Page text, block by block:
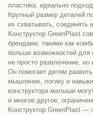
пластика, идеально
Крупный размер деталей
их схватывать, соединять
Конструктор GreenPlast
брендами, такими как
больше возможностей для
не просто развлечение,
Он помогает детям
мышление, логику и
конструктора малыши
и многое другое,
Конструктор GreenPlast —